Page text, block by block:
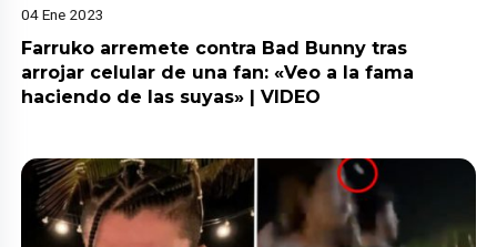
04 Ene 2023
Farruko arremete contra Bad Bunny tras
arrojar celular de una fan: «Veo a la fama
haciendo de las suyas» | VIDEO